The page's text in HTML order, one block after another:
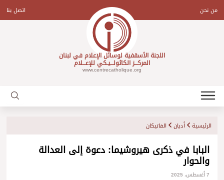
contentمن نحن اتصل بنا
اللجنة الأسقفية لوسائل الإعلام في لبنان
المركـــز الكاثولـــيـكي للإعـــلام
www.centrecatholique.org
الرئيسية أديان الفاتيكان
البابا في ذكرى هيروشيما: دعوة إلى العدالة
والحوار
7 أغسطس، 2025